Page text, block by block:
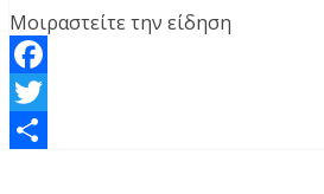
Μοιραστείτε την είδηση
Facebook
Twitter